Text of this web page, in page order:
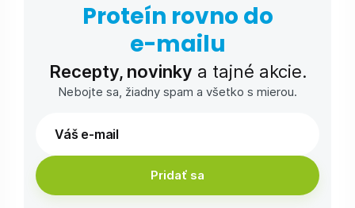
Proteín rovno do
e-⁠mailu
Recepty, novinky a tajné akcie.
Nebojte sa, žiadny spam a všetko s mierou.
Pridať sa